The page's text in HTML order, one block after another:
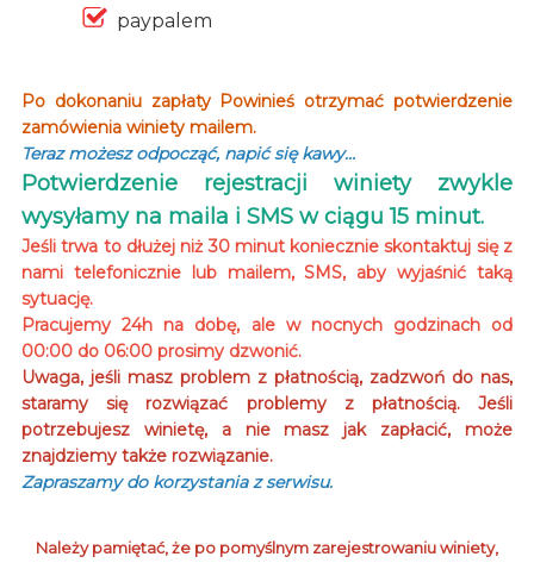
paypalem
Po dokonaniu zapłaty Powinieś otrzymać potwierdzenie
zamówienia winiety mailem.
Teraz możesz odpocząć, napić się kawy…
Potwierdzenie rejestracji winiety zwykle
wysyłamy na maila i SMS w ciągu 15 minut.
Jeśli trwa to dłużej niż 30 minut koniecznie skontaktuj się z
nami telefonicznie lub mailem, SMS, aby wyjaśnić taką
sytuację.
Pracujemy 24h na dobę, ale w nocnych godzinach od
00:00 do 06:00 prosimy dzwonić.
Uwaga, jeśli masz problem z płatnością, zadzwoń do nas,
staramy się rozwiązać problemy z płatnością. Jeśli
potrzebujesz winietę, a nie masz jak zapłacić, może
znajdziemy także rozwiązanie.
Zapraszamy do korzystania z serwisu.
Należy pamiętać, że po pomyślnym zarejestrowaniu winiety,